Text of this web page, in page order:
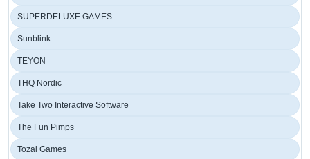
SUPERDELUXE GAMES
Sunblink
TEYON
THQ Nordic
Take Two Interactive Software
The Fun Pimps
Tozai Games